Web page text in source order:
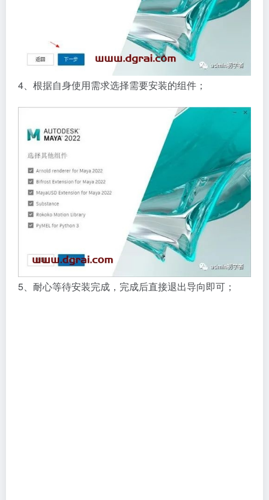
4、根据自身使用需求选择需要安装的组件；
5、耐心等待安装完成，完成后直接退出导向即可；